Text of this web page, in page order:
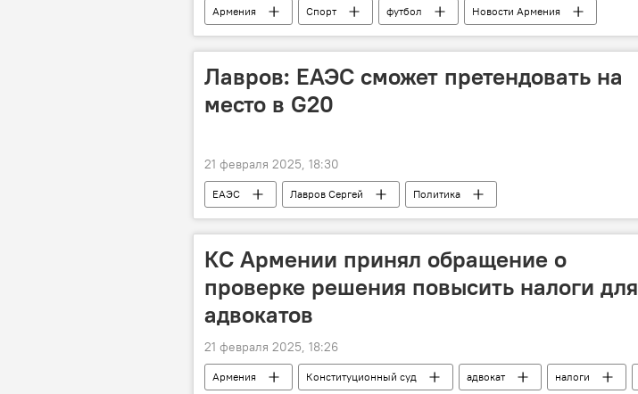
Армения Спорт футбол Новости Армения
Лавров: ЕАЭС сможет претендовать на
место в G20
21 февраля 2025, 18:30
ЕАЭС Лавров Сергей Политика
КС Армении принял обращение о
проверке решения повысить налоги для
адвокатов
21 февраля 2025, 18:26
Армения Конституционный суд адвокат налоги